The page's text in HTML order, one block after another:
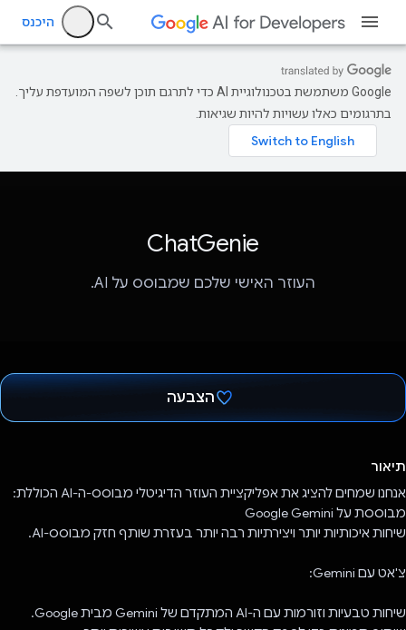
היכנס
‫Google משתמשת בטכנולוגיית AI כדי לתרגם תוכן לשפה המועדפת עליך.
בתרגומים כאלו עשויות להיות שגיאות.
ChatGenie
העוזר האישי שלכם שמבוסס על AI.
הצבעה
תיאור
אנחנו שמחים להציג את אפליקציית העוזר הדיגיטלי מבוסס-ה-AI הכוללת:
מבוססת על Google Gemini
שיחות איכותיות יותר ויצירתיות רבה יותר בעזרת שותף חזק מבוסס-AI.
צ'אט עם Gemini:
שיחות טבעיות וזורמות עם ה-AI המתקדם של Gemini מבית Google.